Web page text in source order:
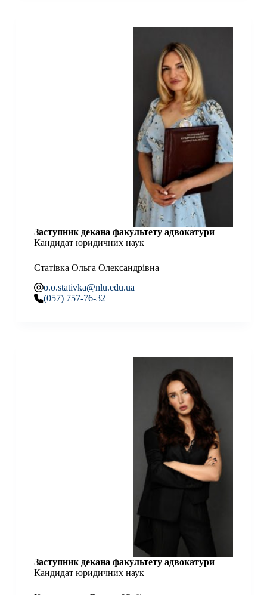
Заступник декана факультету адвокатури
Кандидат юридичних наук
Статівка Ольга Олександрівна
o.o.stativka@nlu.edu.ua
(057) 757-76-32
Заступник декана факультету адвокатури
Кандидат юридичних наук